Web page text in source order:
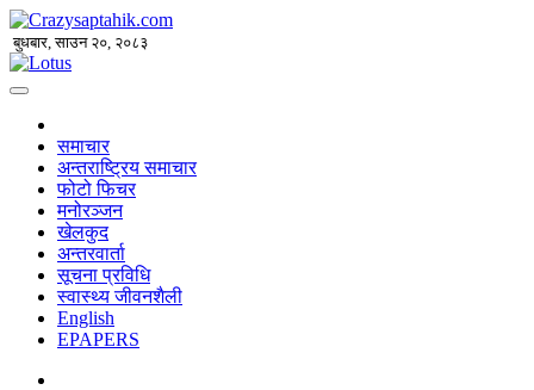
बुधबार, साउन २०, २०८३
समाचार
अन्तराष्ट्रिय समाचार
फोटो फिचर
मनोरञ्जन
खेलकुद
अन्तरवार्ता
सूचना प्रविधि
स्वास्थ्य जीवनशैली
English
EPAPERS